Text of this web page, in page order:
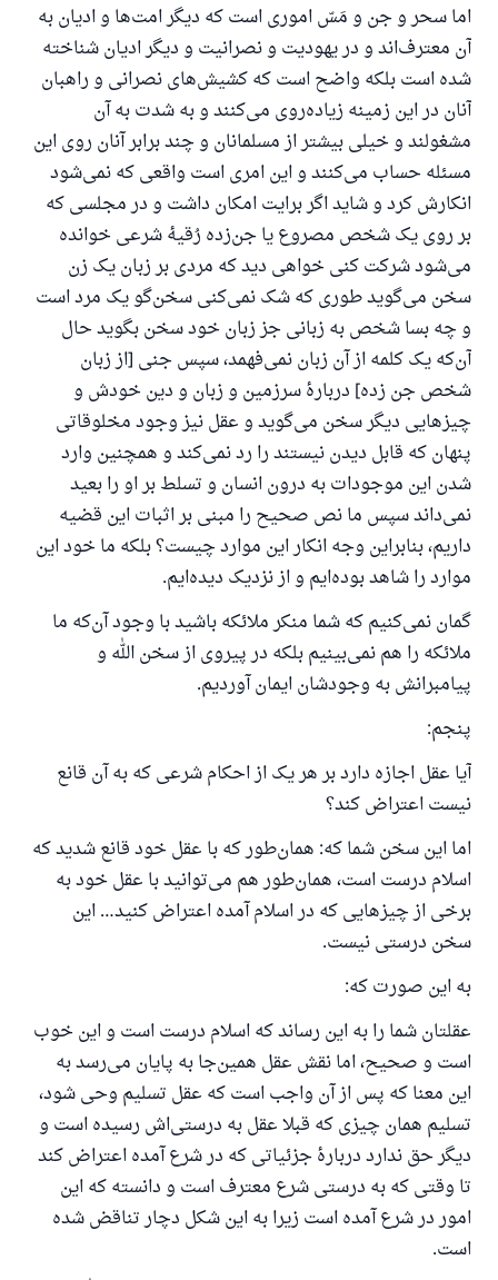
اما سحر و جن و مَسّ اموری است که دیگر امت‌ها و ادیان به
آن معترف‌اند و در یهودیت و نصرانیت و دیگر ادیان شناخته
شده است بلکه واضح است که کشیش‌های نصرانی و راهبان
آنان در این زمینه زیاده‌روی می‌کنند و به شدت به آن
مشغولند و خیلی بیشتر از مسلمانان و چند برابر آنان روی این
مسئله حساب می‌کنند و این امری است واقعی که نمی‌شود
انکارش کرد و شاید اگر برایت امکان داشت و در مجلسی که
بر روی یک شخص مصروع یا جن‌زده رُقیهٔ شرعی خوانده
می‌شود شرکت کنی خواهی دید که مردی بر زبان یک زن
سخن می‌گوید طوری که شک نمی‌کنی سخن‌گو یک مرد است
و چه بسا شخص به زبانی جز زبان خود سخن بگوید حال
آن‌که یک کلمه از آن زبان نمی‌فهمد، سپس جنی [از زبان
شخص جن زده] دربارهٔ سرزمین و زبان و دین خودش و
چیزهایی دیگر سخن می‌گوید و عقل نیز وجود مخلوقاتی
پنهان که قابل دیدن نیستند را رد نمی‌کند و همچنین وارد
شدن این موجودات به درون انسان و تسلط بر او را بعید
نمی‌داند سپس ما نص صحیح را مبنی بر اثبات این قضیه
داریم، بنابراین وجه انکار این موارد چیست؟ بلکه ما خود این
موارد را شاهد بوده‌ایم و از نزدیک دیده‌ایم.
گمان نمی‌کنیم که شما منکر ملائکه باشید با وجود آن‌که ما
ملائکه را هم نمی‌بینیم بلکه در پیروی از سخن الله و
پیامبرانش به وجودشان ایمان آوردیم.
پنجم:
آیا عقل اجازه دارد بر هر یک از احکام شرعی که به آن قانع
نیست اعتراض کند؟
اما این سخن شما که: همان‌طور که با عقل خود قانع شدید که
اسلام درست است، همان‌طور هم می‌توانید با عقل خود به
برخی از چیزهایی که در اسلام آمده اعتراض کنید… این
سخن درستی نیست.
به این صورت که:
عقلتان شما را به این رساند که اسلام درست است و این خوب
است و صحیح، اما نقش عقل همین‌جا به پایان می‌رسد به
این معنا که پس از آن واجب است که عقل تسلیم وحی شود،
تسلیم همان چیزی که قبلا عقل به درستی‌اش رسیده است و
دیگر حق ندارد دربارهٔ جزئیاتی که در شرع آمده اعتراض کند
تا وقتی که به درستی شرع معترف است و دانسته که این
امور در شرع آمده است زیرا به این شکل دچار تناقض شده
است.